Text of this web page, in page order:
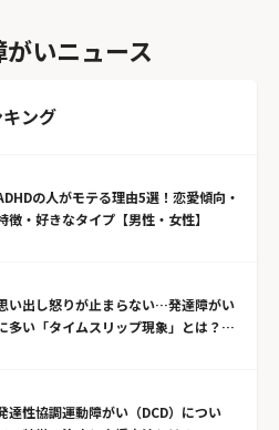
いニュース
ング
の人がモテる理由5選！恋愛傾向・
徴・好きなタイプ【男性・女性】
い出し怒りが止まらない…発達障がい
多い「タイムスリップ現象」とは？原
達性協調運動障がい（DCD）につい